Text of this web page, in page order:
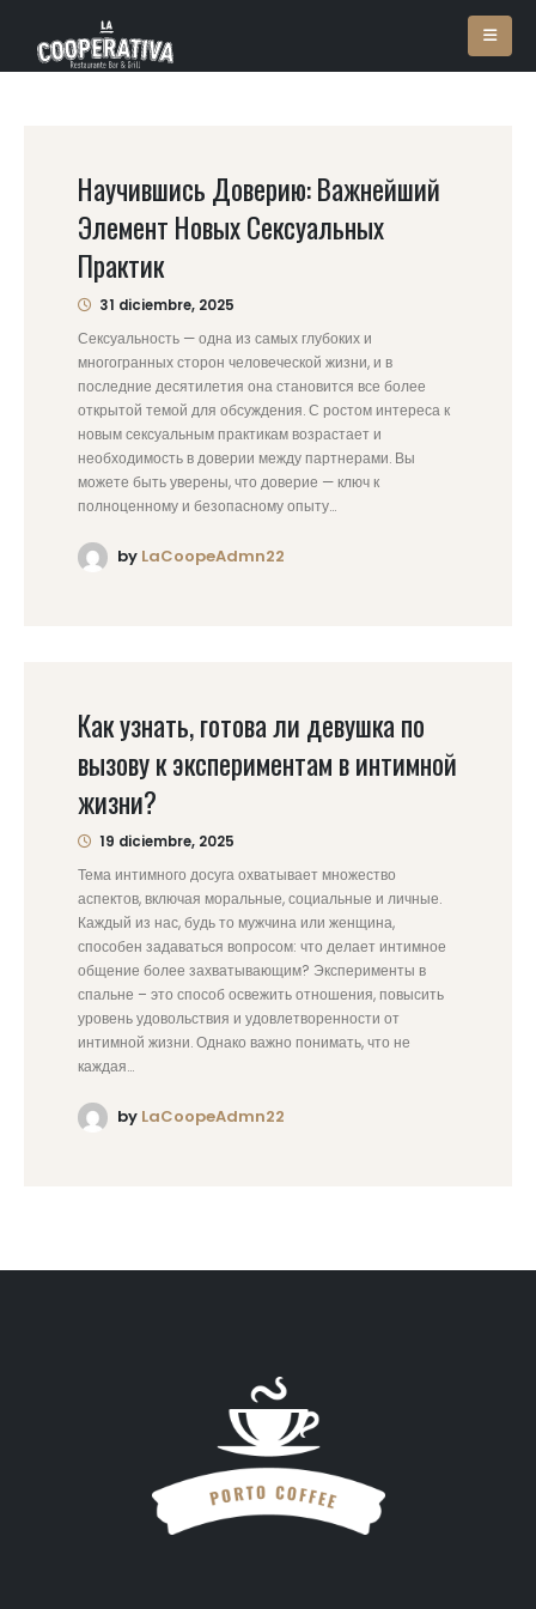
Научившись Доверию: Важнейший
Элемент Новых Сексуальных
Практик
31 diciembre, 2025
Сексуальность — одна из самых глубоких и
многогранных сторон человеческой жизни, и в
последние десятилетия она становится все более
открытой темой для обсуждения. С ростом интереса к
новым сексуальным практикам возрастает и
необходимость в доверии между партнерами. Вы
можете быть уверены, что доверие — ключ к
полноценному и безопасному опыту...
by LaCoopeAdmn22
Как узнать, готова ли девушка по
вызову к экспериментам в интимной
жизни?
19 diciembre, 2025
Тема интимного досуга охватывает множество
аспектов, включая моральные, социальные и личные.
Каждый из нас, будь то мужчина или женщина,
способен задаваться вопросом: что делает интимное
общение более захватывающим? Эксперименты в
спальне – это способ освежить отношения, повысить
уровень удовольствия и удовлетворенности от
интимной жизни. Однако важно понимать, что не
каждая...
by LaCoopeAdmn22